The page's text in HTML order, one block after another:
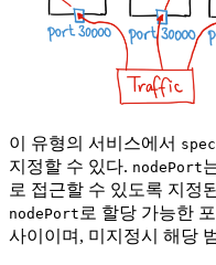
이 유형의 서비스에서
지정할 수 있다. nodePort
로 접근할 수 있도록 지정
nodePort 로 할당 가능한
사이이며, 미지정시 해당